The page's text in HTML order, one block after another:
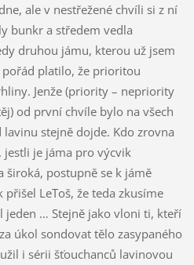
ale v nestřežené chvíli si z ní
bunkr a středem vedla
druhou jámu, kterou už jsem
platilo, že prioritou
Jenže (priority – nepriority
od první chvíle bylo na všech
stejně dojde. Kdo zrovna
jestli je jáma pro výcvik
široká, postupně se k jámě
LeToš, že teda zkusíme
jeden … Stejně jako vloni ti, kteří
úkol sondovat tělo zasypaného
i sérii šťouchanců lavinovou